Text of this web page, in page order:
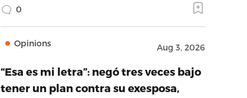
0
Opinions Aug 3, 2026
“Esa es mi letra”: negó tres veces bajo
tener un plan contra su exesposa,